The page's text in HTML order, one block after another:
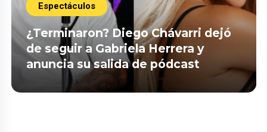
Espectáculos
¿Terminaron? Diego Chávarri dejó
de seguir a Gabriela Herrera y
anuncia su salida de pódcast